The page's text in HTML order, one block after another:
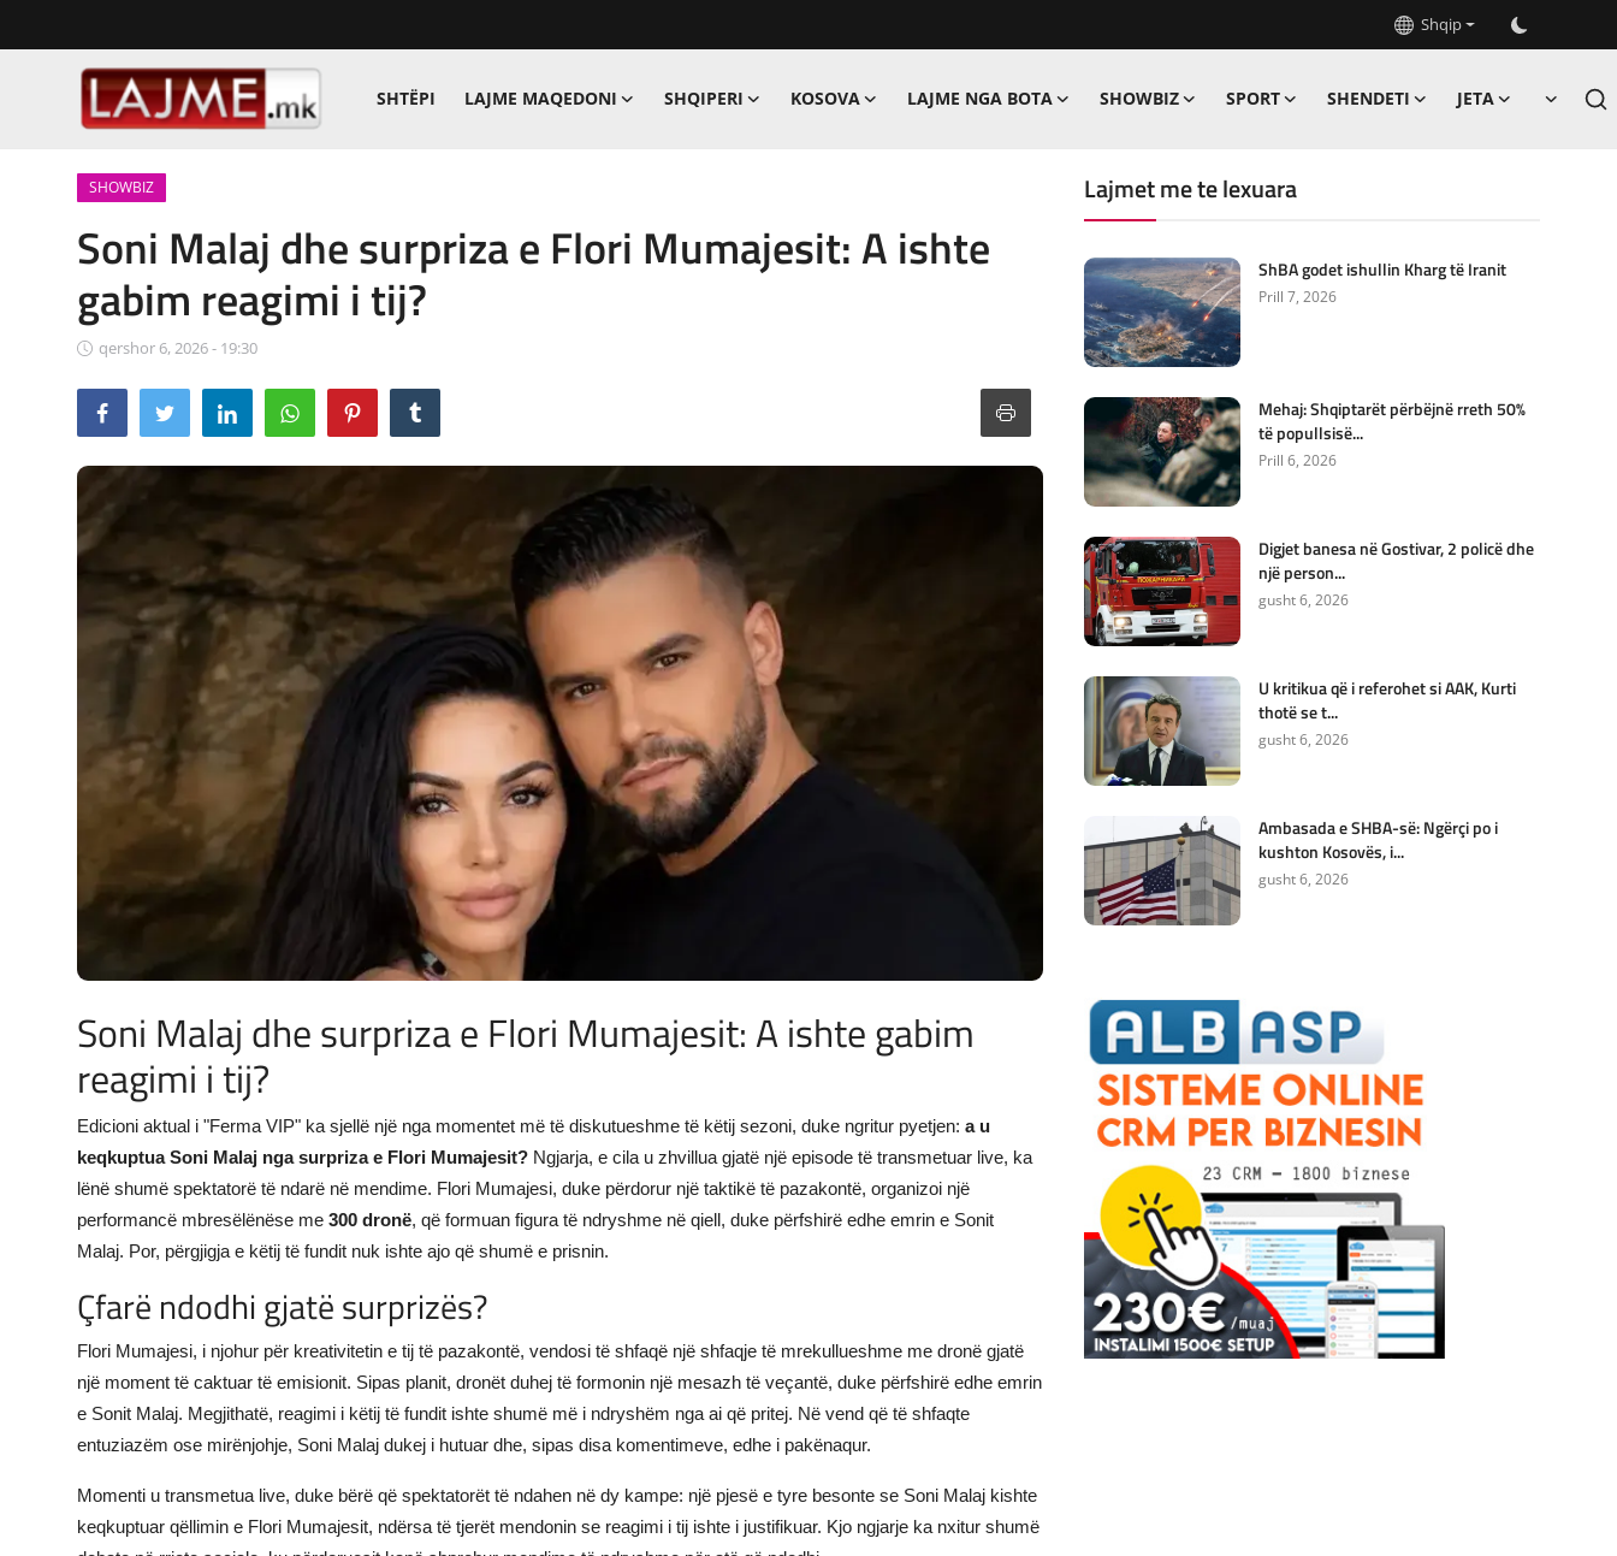
Shqip
SHTËPI LAJME MAQEDONI SHQIPERI KOSOVA LAJME NGA BOTA SHOWBIZ SPORT SHENDETI JETA
LAJME MAQEDONI
SHQIPERI
KOSOVA
LAJME NGA BOTA
SHOWBIZ
SHENDETI
SHOWBIZ
Soni Malaj dhe surpriza e Flori Mumajesit: A ishte
gabim reagimi i tij?
qershor 6, 2026 - 19:30
Soni Malaj dhe surpriza e Flori Mumajesit: A ishte gabim
reagimi i tij?
Edicioni aktual i "Ferma VIP" ka sjellë një nga momentet më të diskutueshme të këtij sezoni, duke ngritur pyetjen: a u
keqkuptua Soni Malaj nga surpriza e Flori Mumajesit? Ngjarja, e cila u zhvillua gjatë një episode të transmetuar live, ka
lënë shumë spektatorë të ndarë në mendime. Flori Mumajesi, duke përdorur një taktikë të pazakontë, organizoi një
performancë mbresëlënëse me 300 dronë, që formuan figura të ndryshme në qiell, duke përfshirë edhe emrin e Sonit
Malaj. Por, përgjigja e këtij të fundit nuk ishte ajo që shumë e prisnin.
Çfarë ndodhi gjatë surprizës?
Flori Mumajesi, i njohur për kreativitetin e tij të pazakontë, vendosi të shfaqë një shfaqje të mrekullueshme me dronë gjatë
një moment të caktuar të emisionit. Sipas planit, dronët duhej të formonin një mesazh të veçantë, duke përfshirë edhe emrin
e Sonit Malaj. Megjithatë, reagimi i këtij të fundit ishte shumë më i ndryshëm nga ai që pritej. Në vend që të shfaqte
entuziazëm ose mirënjohje, Soni Malaj dukej i hutuar dhe, sipas disa komentimeve, edhe i pakënaqur.
Momenti u transmetua live, duke bërë që spektatorët të ndahen në dy kampe: një pjesë e tyre besonte se Soni Malaj kishte
keqkuptuar qëllimin e Flori Mumajesit, ndërsa të tjerët mendonin se reagimi i tij ishte i justifikuar. Kjo ngjarje ka nxitur shumë
Lajmet me te lexuara
ShBA godet ishullin Kharg të Iranit
Prill 7, 2026
Mehaj: Shqiptarët përbëjnë rreth 50%
të popullsisë...
Prill 6, 2026
Digjet banesa në Gostivar, 2 policë dhe
një person...
gusht 6, 2026
U kritikua që i referohet si AAK, Kurti
thotë se t...
gusht 6, 2026
Ambasada e SHBA-së: Ngërçi po i
kushton Kosovës, i...
gusht 6, 2026